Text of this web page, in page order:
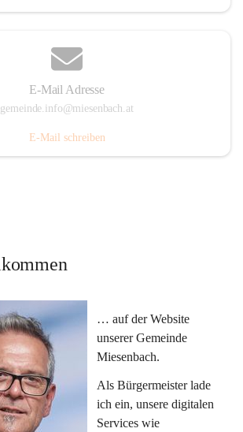
E-Mail Adresse
gemeinde.info@miesenbach.at
E-Mail schreiben
… auf der Website
unserer Gemeinde
Miesenbach.
Als Bürgermeister lade
ich ein, unsere digitalen
Services wie